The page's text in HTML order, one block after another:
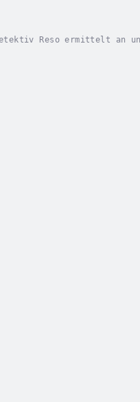
Reso ermittelt an